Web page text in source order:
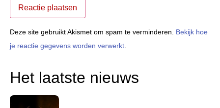
Deze site gebruikt Akismet om spam te verminderen. Bekijk hoe
je reactie gegevens worden verwerkt.
Het laatste nieuws